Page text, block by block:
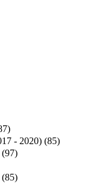
)
- 2020) (85)
(97)
(85)